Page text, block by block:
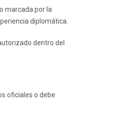
marcada por la
diplomática.
dentro del
oficiales o debe